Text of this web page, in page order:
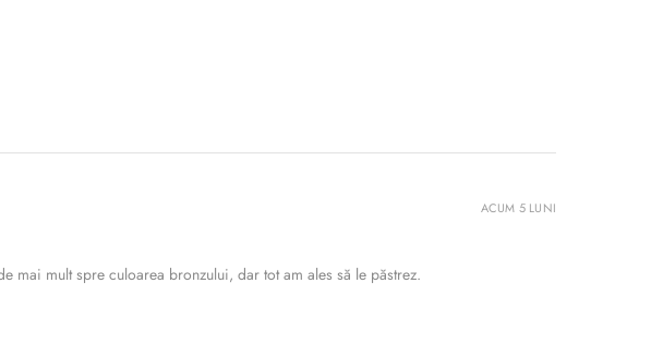
mai mult spre culoarea bronzului, dar tot am ales să le păstrez.
ACUM 5 LUNI